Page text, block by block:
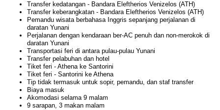
Transfer kedatangan - Bandara Eleftherios Venizelos (ATH)
Transfer keberangkatan - Bandara Eleftherios Venizelos (ATH)
Pemandu wisata berbahasa Inggris sepanjang perjalanan di
daratan Yunani
Perjalanan dengan kendaraan ber-AC penuh dan non-merokok di
daratan Yunani
Transportasi feri di antara pulau-pulau Yunani
Transfer pelabuhan dan hotel
Tiket feri - Athena ke Santorini
Tiket feri - Santorini ke Athena
Tip tidak termasuk untuk sopir, pemandu, dan staf transfer
Biaya masuk
Akomodasi selama 9 malam
9 sarapan, 3 makan malam